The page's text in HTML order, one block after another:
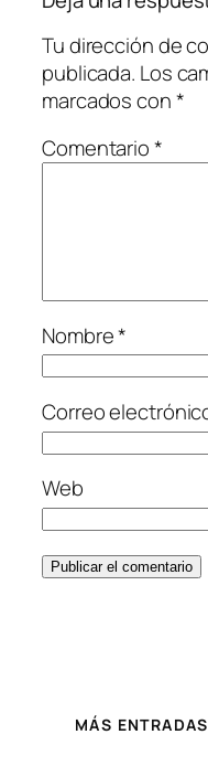
Tu dirección de
publicada. Los
marcados con*
Comentario*
Nombre*
Correo
Web
MÁS ENTRADAS